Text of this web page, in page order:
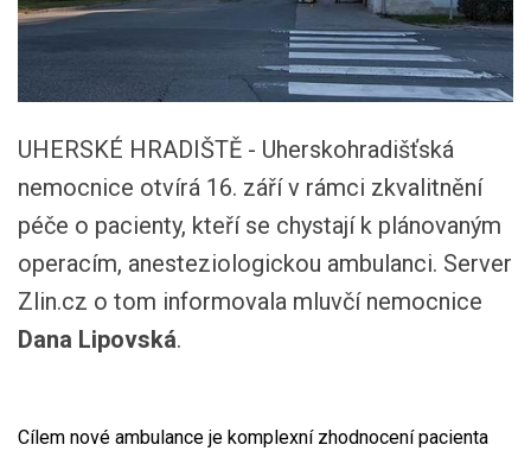
UHERSKÉ HRADIŠTĚ - Uherskohradišťská
nemocnice otvírá 16. září v rámci zkvalitnění
péče o pacienty, kteří se chystají k plánovaným
operacím, anesteziologickou ambulanci. Server
Zlin.cz o tom informovala mluvčí nemocnice
Dana Lipovská.
Cílem nové ambulance je komplexní zhodnocení pacienta